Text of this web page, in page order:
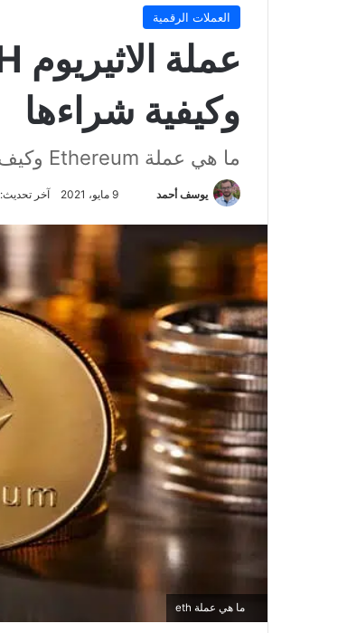
العملات الرقمية
وكيفية شراءها
ما هي عملة Ethereum وكيف يتم تعدينها وشراءها وما هي نسبة الربح منها؟
يوسف أحمد 9 مايو، 2021 آخر تحديث: 11 فبراير، 2023
ما هي عملة eth